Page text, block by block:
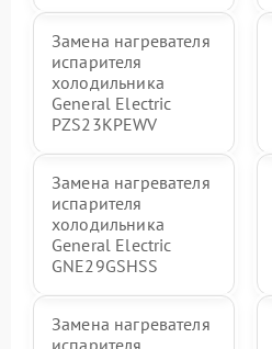
Замена нагревателя
испарителя
холодильника
General Electric
PZS23KPEWV
Замена нагревателя
испарителя
холодильника
General Electric
GNE29GSHSS
Замена нагревателя